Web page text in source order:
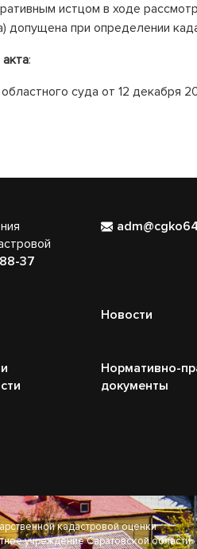
истцом в ходе
допущена при определении
:
суда от 12 декабря
37
Новости
Нормативно-
документы
кадастровой оценки
учреждение Саратовской области»